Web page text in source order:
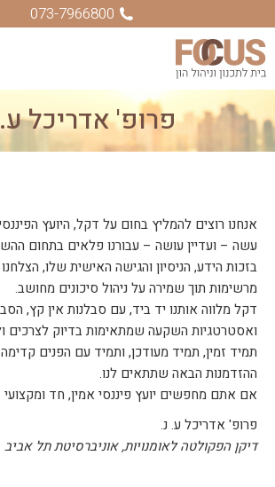
073-7966800
פרופ' אדריכל
You are here:
אנחנו רוצים להמליץ בחום על דקל, היועץ
עשה – ועדיין עושה – עבורנו פלאים בתחום
בזכות הידע, הניסיון והגישה האישית שלו,
מרשימות תוך שמירה על ניהול סיכונים מחושב.
דקל מלווה אותנו יד ביד, עם סבלנות אין קץ,
ואסטרטגיות השקעה שמתאימות בדיוק לצרכים
תמיד זמין, תמיד מעודכן, ותמיד עם הפנים
ההזדמנות הבאה שתתאים לנו.
אם אתם מחפשים יועץ פיננסי אמין, חד
פרופ' אדריכל ע. נ.
דיקן הפקולטה לאומנויות, אוניברסיטת תל אביב